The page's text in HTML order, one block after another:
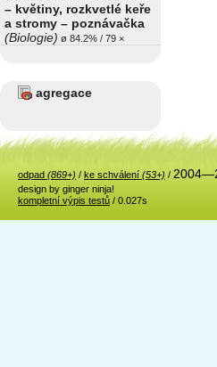
– květiny, rozkvetlé keře
a stromy – poznávačka
(Biologie) ø 84.2% / 79 ×
agregace
odpad (869+) / ke schválení (53+) /
design by ginger ninja!
kompletní výpis testů / 0.027s